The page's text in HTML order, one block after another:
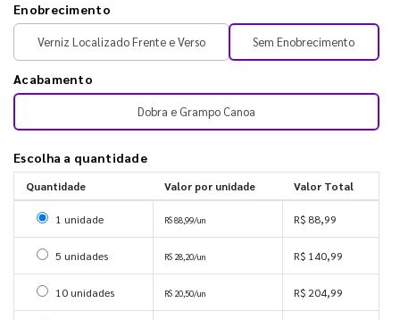
Enobrecimento
Verniz Localizado Frente e Verso Sem Enobrecimento
Acabamento
Dobra e Grampo Canoa
Escolha a quantidade
Quantidade Valor por unidade Valor Total
Selecionar 1 unidade
1 unidade R$ 88,99/un R$ 88,99
Selecionar 5 unidades
5 unidades R$ 28,20/un R$ 140,99
Selecionar 10 unidades
10 unidades R$ 20,50/un R$ 204,99